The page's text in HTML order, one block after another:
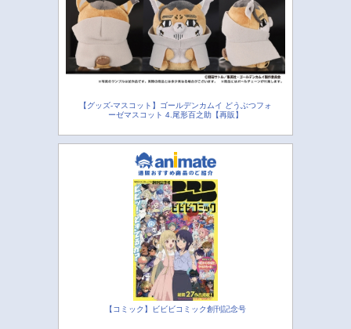
【グッズ-マスコット】ゴールデンカムイ どうぶつフォ
ーゼマスコット 4.尾形百之助【再販】
【コミック】ビビビコミック創刊記念号